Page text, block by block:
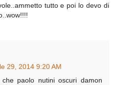
tutto e poi lo devo di
29, 2014 9:20 AM
paolo nutini oscuri damon